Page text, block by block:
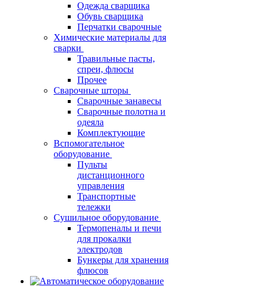
Одежда сварщика
Обувь сварщика
Перчатки сварочные
Химические материалы для
сварки
Травильные пасты,
спреи, флюсы
Прочее
Сварочные шторы
Сварочные занавесы
Сварочные полотна и
одеяла
Комплектующие
Вспомогательное
оборудование
Пульты
дистанционного
управления
Транспортные
тележки
Сушильное оборудование
Термопеналы и печи
для прокалки
электродов
Бункеры для хранения
флюсов